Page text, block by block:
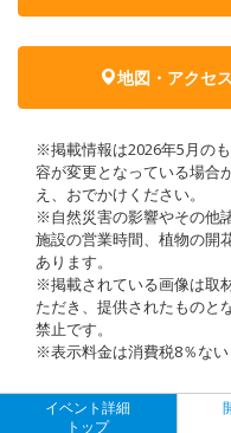
地図・アクセ
※掲載情報は2026年5月の
容が変更となっている場合
え、おでかけください。
※自然災害の影響やその他
施設の営業時間、植物の開
あります。
※掲載されている画像は取
ただき、提供されたものと
禁止です。
※表示料金は消費税8％ない
イベント詳細
トップ